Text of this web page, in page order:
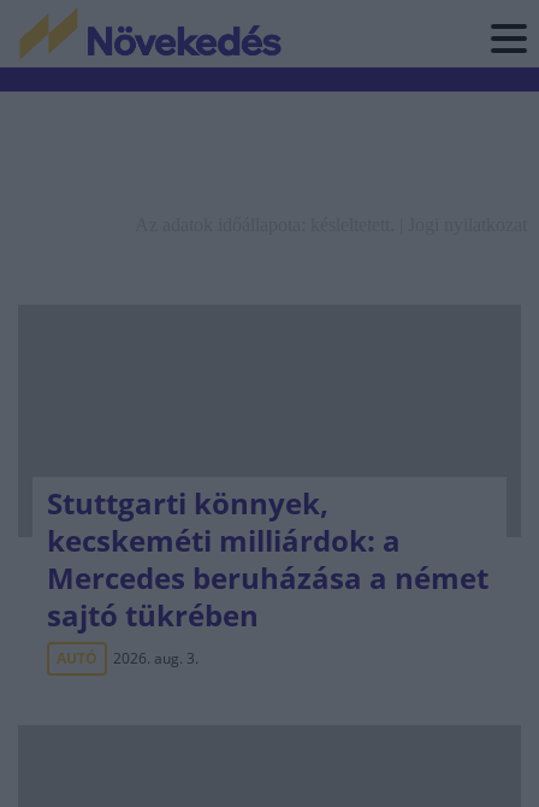
Stuttgarti könnyek,
kecskeméti milliárdok: a
Mercedes beruházása a német
sajtó tükrében
AUTÓ 2026. aug. 3.